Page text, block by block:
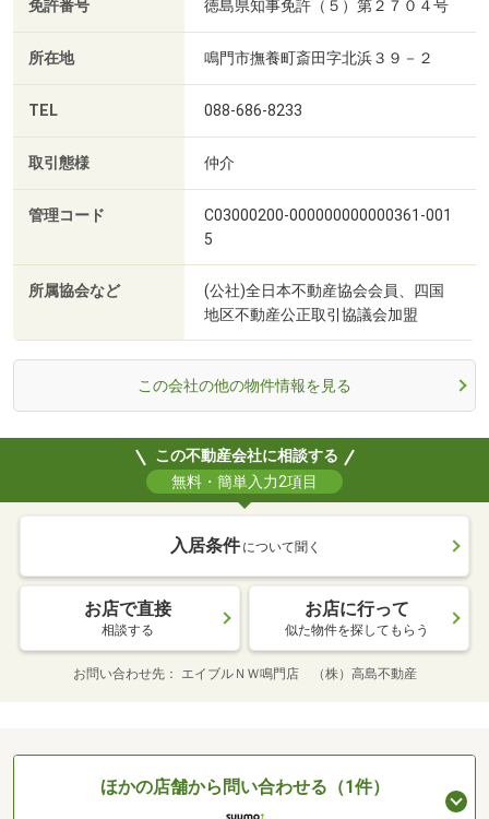
免許番号 徳島県知事免許（５）第２７０４号
所在地 鳴門市撫養町斎田字北浜３９－２
TEL 088-686-8233
取引態様 仲介
管理コード
C03000200-000000000000361-001
5
所属協会など
(公社)全日本不動産協会会員、四国
地区不動産公正取引協議会加盟
この会社の他の物件情報を見る
この不動産会社に相談する
無料・簡単入力2項目
入居条件 について聞く
お店で直接
相談する
お店に行って
似た物件を探してもらう
お問い合わせ先 エイブルＮＷ鳴門店 （株）高島不動産
ほかの店舗から問い合わせる（1件）